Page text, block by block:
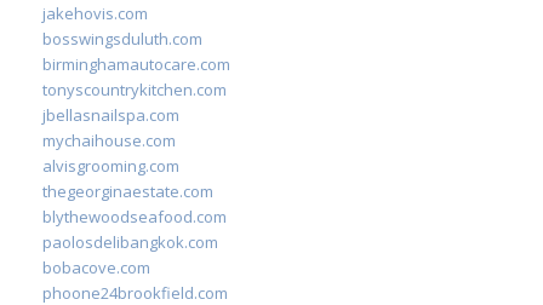
jakehovis.com
bosswingsduluth.com
birminghamautocare.com
tonyscountrykitchen.com
jbellasnailspa.com
mychaihouse.com
alvisgrooming.com
thegeorginaestate.com
blythewoodseafood.com
paolosdelibangkok.com
bobacove.com
phoone24brookfield.com